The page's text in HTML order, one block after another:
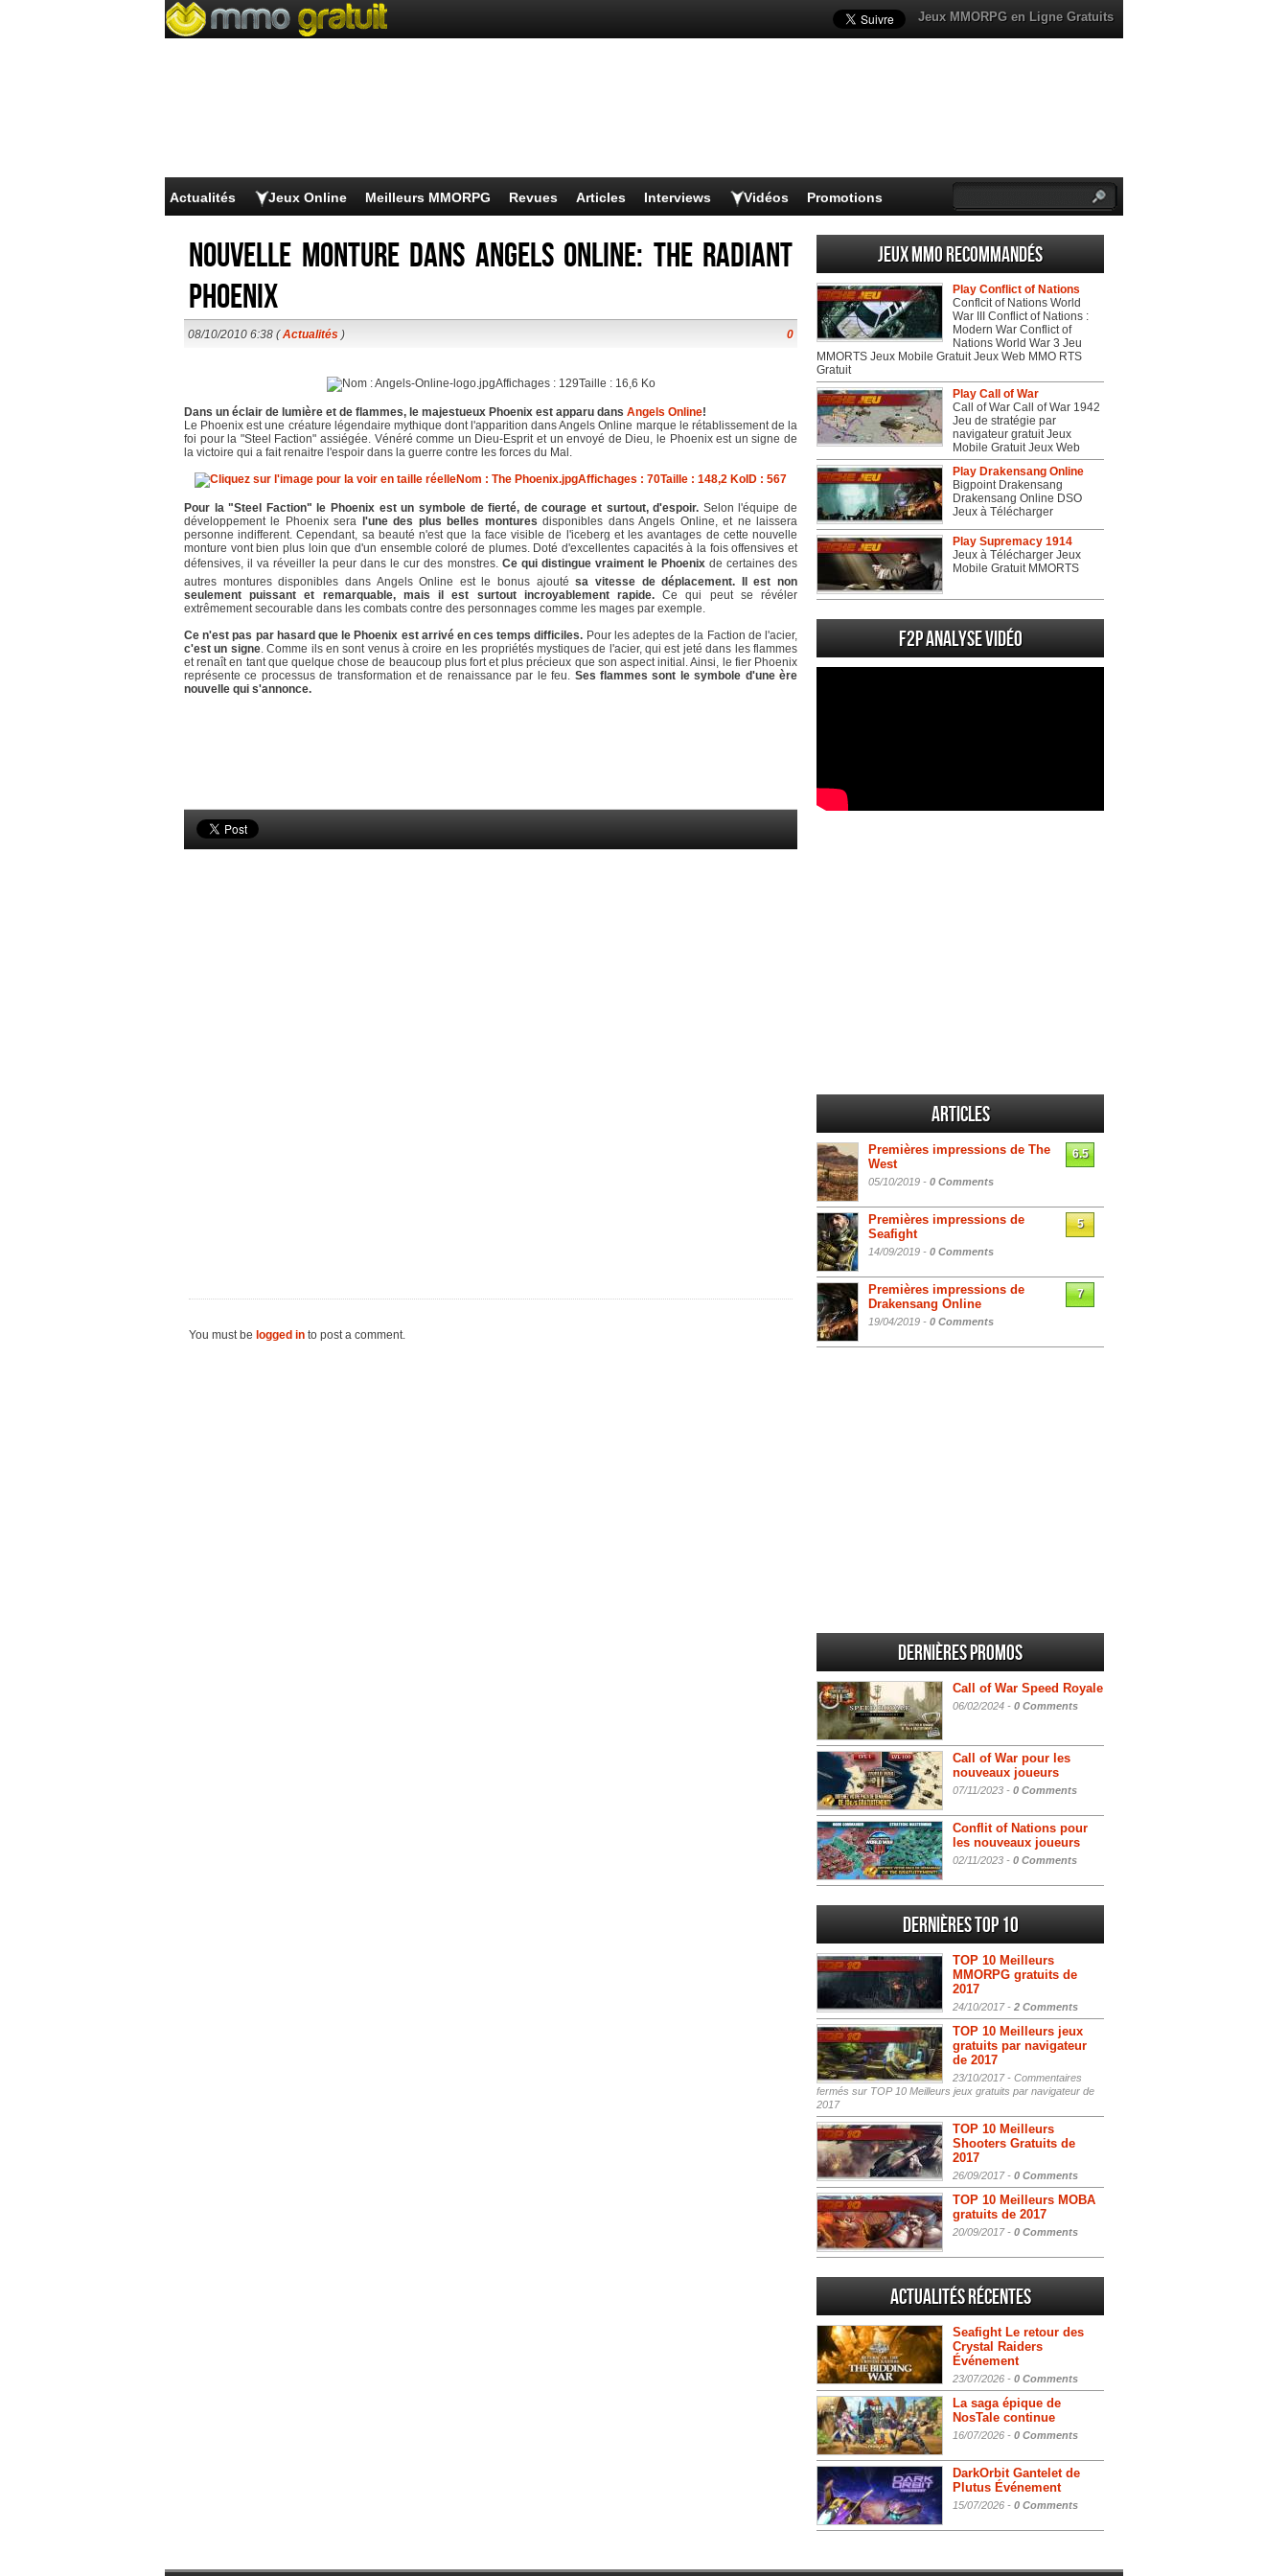
Jeux MMORPG en Ligne Gratuits
Actualités Jeux Online Meilleurs MMORPG Revues Articles Interviews Vidéos Promotions
Nouvelle monture dans Angels Online: The Radiant
Phoenix
08/10/2010 6:38 (Actualités ) 0
Dans un éclair de lumière et de flammes, le majestueux Phoenix est apparu dans Angels Online!
Le Phoenix est une créature légendaire mythique dont l'apparition dans Angels Online marque le rétablissement de la
foi pour la "Steel Faction" assiégée. Vénéré comme un Dieu-Esprit et un envoyé de Dieu, le Phoenix est un signe de
la victoire qui a fait renaitre l'espoir dans la guerre contre les forces du Mal.
Pour la "Steel Faction" le Phoenix est un symbole de fierté, de courage et surtout, d'espoir. Selon l'équipe de
développement le Phoenix sera
l'une des plus belles montures disponibles dans Angels Online, et ne laissera
personne indifferent. Cependant, sa beauté n'est que la face visible de l'iceberg et les avantages de cette nouvelle
monture vont bien plus loin que d'un ensemble coloré de plumes. Doté d'excellentes capacités à la fois offensives et
défensives, il va réveiller la peur dans le cur des monstres. Ce qui distingue vraiment le Phoenix de certaines des
autres montures disponibles dans Angels Online est le bonus ajoutésa vitesse de déplacement. Il est non
seulement puissant et remarquable, mais il est surtout incroyablement rapide.Ce qui peut se révéler
extrêmement secourable dans les combats contre des personnages comme les mages par exemple.
Ce n'est pas par hasard que le Phoenix est arrivé en ces temps difficiles. Pour les adeptes de la Faction de l'acier,
c'est un signe. Comme ils en sont venus à croire en les propriétés mystiques de l'acier, qui est jeté dans les flammes
et renaît en tant que quelque chose de beaucoup plus fort et plus précieux que son aspect initial. Ainsi, le fier Phoenix
représente ce processus de transformation et de renaissance par le feu. Ses flammes sont le symbole d'une ère
nouvelle qui s'annonce.
You must be logged in to post a comment.
Jeux MMO recommandés
Play Conflict of Nations
Conflcit of Nations World
War III Conflict of Nations :
Modern War Conflict of
Nations World War 3 Jeu
MMORTS Jeux Mobile Gratuit Jeux Web MMO RTS
Gratuit
Play Call of War
Call of War Call of War 1942
Jeu de stratégie par
navigateur gratuit Jeux
Mobile Gratuit Jeux Web
Play Drakensang Online
Bigpoint Drakensang
Drakensang Online DSO
Jeux à Télécharger
Play Supremacy 1914
Jeux à Télécharger Jeux
Mobile Gratuit MMORTS
F2P Analyse vidéo
Articles
Premières impressions de The
West
05/10/2019 - 0 Comments
6.5
Premières impressions de
Seafight
14/09/2019 - 0 Comments
5
Premières impressions de
Drakensang Online
19/04/2019 - 0 Comments
7
Dernières promos
Call of War Speed Royale
06/02/2024 - 0 Comments
Call of War pour les
nouveaux joueurs
07/11/2023 - 0 Comments
Conflit of Nations pour
les nouveaux joueurs
02/11/2023 - 0 Comments
Dernières Top 10
TOP 10 Meilleurs
MMORPG gratuits de
2017
24/10/2017 - 2 Comments
TOP 10 Meilleurs jeux
gratuits par navigateur
de 2017
23/10/2017 - Commentaires
fermés sur TOP 10 Meilleurs jeux gratuits par navigateur de
2017
TOP 10 Meilleurs
Shooters Gratuits de
2017
26/09/2017 - 0 Comments
TOP 10 Meilleurs MOBA
gratuits de 2017
20/09/2017 - 0 Comments
Actualités Récentes
Seafight Le retour des
Crystal Raiders
Événement
23/07/2026 - 0 Comments
La saga épique de
NosTale continue
16/07/2026 - 0 Comments
DarkOrbit Gantelet de
Plutus Événement
15/07/2026 - 0 Comments